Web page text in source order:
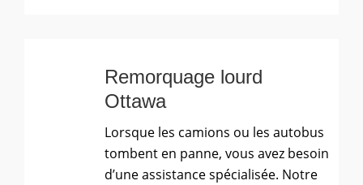
Remorquage lourd
Ottawa
Lorsque les camions ou les autobus
tombent en panne, vous avez besoin
d’une assistance spécialisée. Notre